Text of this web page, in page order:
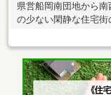
県営船岡南団地から
の少ない閑静な住宅